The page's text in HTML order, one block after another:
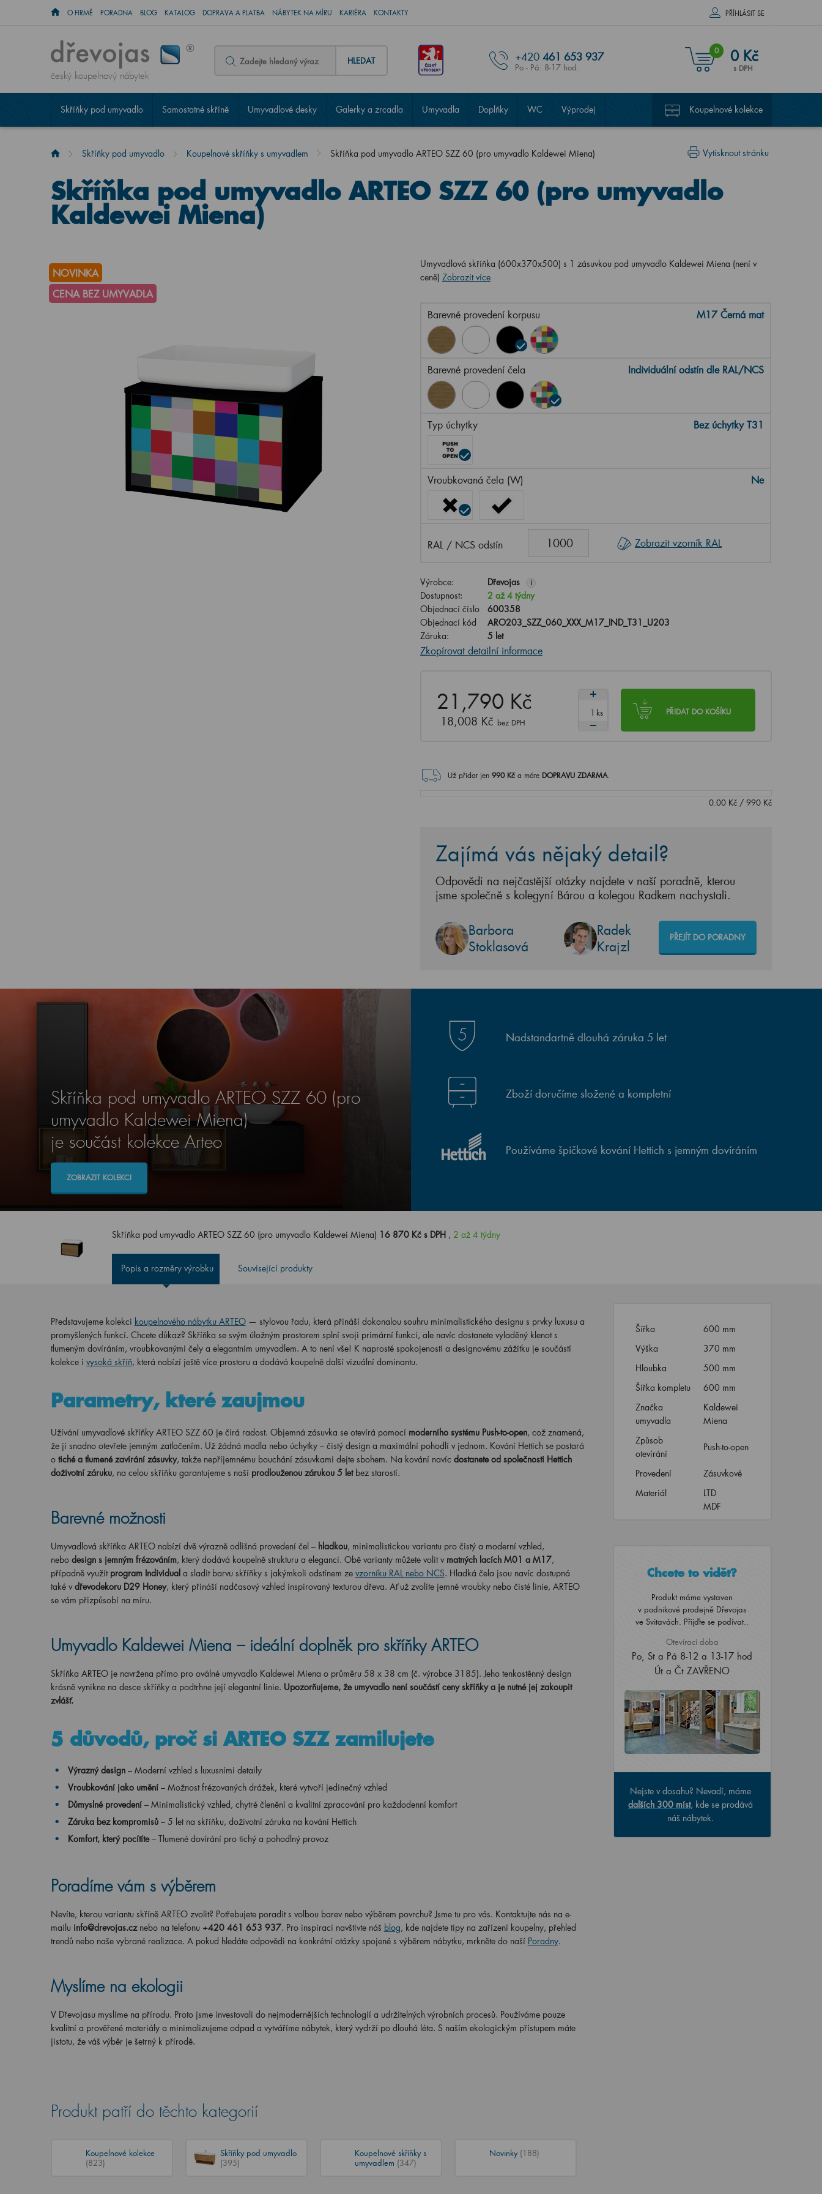
O FIRMĚ PORADNA BLOG KATALOG DOPRAVA A PLATBA NÁBYTEK NA MÍRU KARIÉRA KONTAKTY PŘÍHLÁSIT SE
český koupelnový nábytek
HLEDAT +420 461 653 937
Po - Pá: 8-17 hod.
0 0 Kč
s DPH
Skříňky pod umyvadlo Samostatné skříně Umyvadlové desky Galerky a zrcadla Umyvadla Doplňky WC Výprodej Koupelnové kolekce
Vytisknout stránku
Skříňky pod umyvadlo Koupelnové skříňky s umyvadlem Skříňka pod umyvadlo ARTEO SZZ 60 (pro umyvadlo Kaldewei Miena)
Skříňka pod umyvadlo ARTEO SZZ 60 (pro umyvadlo
Kaldewei Miena)
NOVINKA
CENA BEZ UMYVADLA
Umyvadlová skříňka (600x370x500) s 1 zásuvkou pod umyvadlo Kaldewei Miena (není v
ceně) Zobrazit více
Barevné provedení korpusu M17 Černá mat
Barevné provedení čela Individuální odstín dle RAL/NCS
Typ úchytky Bez úchytky T31
Vroubkovaná čela (W) Ne
RAL / NCS odstín Zobrazit vzorník RAL
Výrobce: Dřevojas i
Dostupnost:
2 až 4 týdny
Objednací číslo
600358
Objednací kód
ARO203_SZZ_060_XXX_M17_IND_T31_U203
Záruka:
5 let
Zkopírovat detailní informace
21,790 Kč
18,008 Kč bez DPH
PŘIDAT DO KOŠÍKU
ks
Už přidat jen 990Kč a máte DOPRAVU ZDARMA.
0.00Kč/ 990Kč
Zajímá vás nějaký detail?
Odpovědi na nejčastější otázky najdete v naší poradně, kterou
jsme společně s kolegyní Bárou a kolegou Radkem nachystali.
Barbora
Stoklasová
Radek
Krajzl
PŘEJÍT DO PORADNY
Skříňka pod umyvadlo ARTEO SZZ 60 (pro
umyvadlo Kaldewei Miena)
je součást kolekce Arteo
ZOBRAZIT KOLEKCI
Nadstandartně dlouhá záruka 5 let
Zboží doručíme složené a kompletní
Používáme špičkové kování Hettich s jemným dovíráním
Skříňka pod umyvadlo ARTEO SZZ 60 (pro umyvadlo Kaldewei Miena) 16 870 Kč s DPH , 2 až 4 týdny
Popis a rozměry výrobku Související produkty
Představujeme kolekci koupelnového nábytku ARTEO — stylovou řadu, která přináší dokonalou souhru minimalistického designu s prvky luxusu a
promyšlených funkcí. Chcete důkaz? Skříňka se svým úložným prostorem splní svoji primární funkci, ale navíc dostanete vyladěný klenot s
tlumeným dovíráním, vroubkovanými čely a elegantním umyvadlem. A to není vše! K naprosté spokojenosti a designovému zážitku je součástí
kolekce i vysoká skříň, která nabízí ještě více prostoru a dodává koupelně další vizuální dominantu.
Parametry, které zaujmou
Užívání umyvadlové skříňky ARTEO SZZ 60 je čirá radost. Objemná zásuvka se otevírá pomocí moderního systému Push-to-open, což znamená,
že ji snadno otevřete jemným zatlačením. Už žádná madla nebo úchytky – čistý design a maximální pohodlí v jednom. Kování Hettich se postará
o tiché a tlumené zavírání zásuvky, takže nepříjemnému bouchání zásuvkami dejte sbohem. Na kování navíc dostanete od společnosti Hettich
doživotní záruku, na celou skříňku garantujeme s naší prodlouženou zárukou 5 let bez starostí.
Barevné možnosti
Umyvadlová skříňka ARTEO nabízí dvě výrazně odlišná provedení čel – hladkou, minimalistickou variantu pro čistý a moderní vzhled,
nebo design s jemným frézováním, který dodává koupelně strukturu a eleganci. Obě varianty můžete volit v matných lacích M01 a M17,
případně využít program Individual a sladit barvu skříňky s jakýmkoli odstínem ze vzorníku RAL nebo NCS. Hladká čela jsou navíc dostupná
také v dřevodekoru D29 Honey, který přináší nadčasový vzhled inspirovaný texturou dřeva. Ať už zvolíte jemné vroubky nebo čisté linie, ARTEO
se vám přizpůsobí na míru.
Umyvadlo Kaldewei Miena – ideální doplněk pro skříňky ARTEO
Skříňka ARTEO je navržena přímo pro oválné umyvadlo Kaldewei Miena o průměru 58 x 38 cm (č. výrobce 3185). Jeho tenkostěnný design
krásně vynikne na desce skříňky a podtrhne její elegantní linie. Upozorňujeme, že umyvadlo není součástí ceny skříňky a je nutné jej zakoupit
zvlášť.
5 důvodů, proč si ARTEO SZZ zamilujete
Výrazný design – Moderní vzhled s luxusními detaily
Vroubkování jako umění – Možnost frézovaných drážek, které vytvoří jedinečný vzhled
Důmyslné provedení – Minimalistický vzhled, chytré členění a kvalitní zpracování pro každodenní komfort
Záruka bez kompromisů – 5 let na skříňku, doživotní záruka na kování Hettich
Komfort, který pocítíte – Tlumené dovírání pro tichý a pohodlný provoz
Poradíme vám s výběrem
Nevíte, kterou variantu skříně ARTEO zvolit? Potřebujete poradit s volbou barev nebo výběrem povrchu? Jsme tu pro vás. Kontaktujte nás na e-
mailu info@drevojas.cz nebo na telefonu +420 461 653 937. Pro inspiraci navštivte náš blog, kde najdete tipy na zařízení koupelny, přehled
trendů nebo naše vybrané realizace. A pokud hledáte odpovědi na konkrétní otázky spojené s výběrem nábytku, mrkněte do naší Poradny.
Myslíme na ekologii
V Dřevojasu myslíme na přírodu. Proto jsme investovali do nejmodernějších technologií a udržitelných výrobních procesů. Používáme pouze
kvalitní a prověřené materiály a minimalizujeme odpad a vytváříme nábytek, který vydrží po dlouhá léta. S naším ekologickým přístupem máte
jistotu, že váš výběr je šetrný k přírodě.
Produkt patří do těchto kategorií
Koupelnové kolekce
(823)
Skříňky pod umyvadlo
(395)
Koupelnové skříňky s
umyvadlem (347)
Novinky (188)
Šířka
600 mm
Výška
370 mm
Hloubka
500 mm
Šířka kompletu
600 mm
Značka
umyvadla
Kaldewei
Miena
Způsob
otevírání
Push-to-open
Provedení
Zásuvkové
Materiál
LTD
MDF
Chcete to vidět?
Produkt máme vystaven
v podnikové prodejně Dřevojas
ve Svitavách. Přijďte se podívat..
Otevírací doba
Po, St a Pá 8-12 a 13-17 hod
Út a Čt ZAVŘENO
Nejste v dosahu? Nevadí, máme
dalších 300 míst, kde se prodává
náš nábytek.